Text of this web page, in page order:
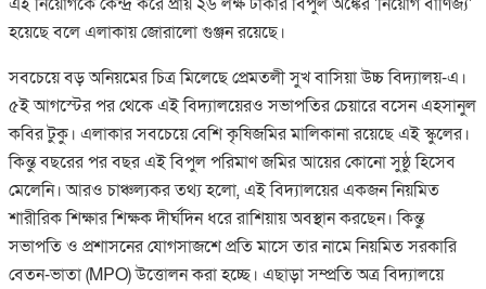
হয়েছে বলে এলাকায় জোরালো গুঞ্জন রয়েছে।
​সবচেয়ে বড় অনিয়মের চিত্র মিলেছে প্রেমতলী সুখ বাসিয়া উচ্চ বিদ্যালয়-এ।
৫ই আগস্টের পর থেকে এই বিদ্যালয়েরও সভাপতির চেয়ারে বসেন এহসানুল
কবির টুকু। এলাকার সবচেয়ে বেশি কৃষিজমির মালিকানা রয়েছে এই স্কুলের।
কিন্তু বছরের পর বছর এই বিপুল পরিমাণ জমির আয়ের কোনো সুষ্ঠু হিসেব
মেলেনি। আরও চাঞ্চল্যকর তথ্য হলো, এই বিদ্যালয়ের একজন নিয়মিত
শারীরিক শিক্ষার শিক্ষক দীর্ঘদিন ধরে রাশিয়ায় অবস্থান করছেন। কিন্তু
সভাপতি ও প্রশাসনের যোগসাজশে প্রতি মাসে তার নামে নিয়মিত সরকারি
বেতন-ভাতা (MPO) উত্তোলন করা হচ্ছে। এছাড়া সম্প্রতি অত্র বিদ্যালয়ে